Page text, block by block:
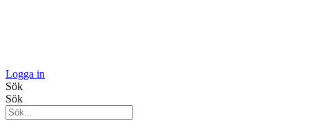
Logga in
Sök
Sök